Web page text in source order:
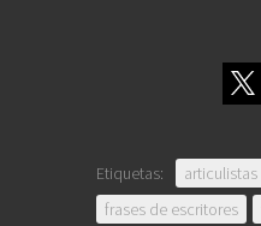
Etiquetas: articulistas
frases de escritores